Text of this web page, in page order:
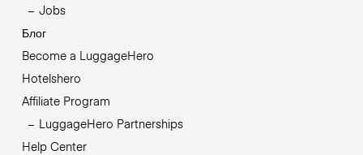
Jobs
Блог
Become a LuggageHero
Hotelshero
Affiliate Program
LuggageHero Partnerships
Help Center